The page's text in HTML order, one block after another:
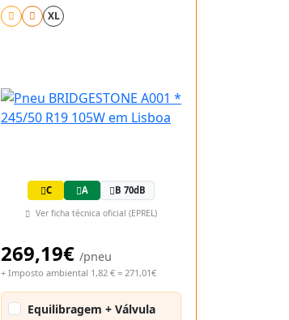
XL
C A B 70dB
Ver ficha técnica oficial (EPREL)
269,19€ /pneu
+ Imposto ambiental 1,82 € = 271,01€
Equilibragem + Válvula